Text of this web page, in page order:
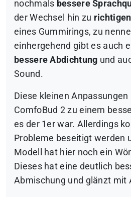
nochmals bessere
der Wechsel hin zu
eines Gummirings, zu
einhergehend gibt es auch
bessere Abdichtung und
Sound.
Diese kleinen
ComfoBud 2 zu einem
es der 1er war. Allerdings
Probleme beseitigt werden
Modell hat hier noch ein
Dieses hat eine deutlich
Abmischung und glänzt mit